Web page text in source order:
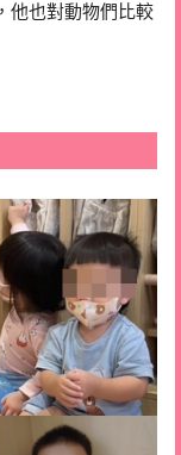
他也對動物們比較